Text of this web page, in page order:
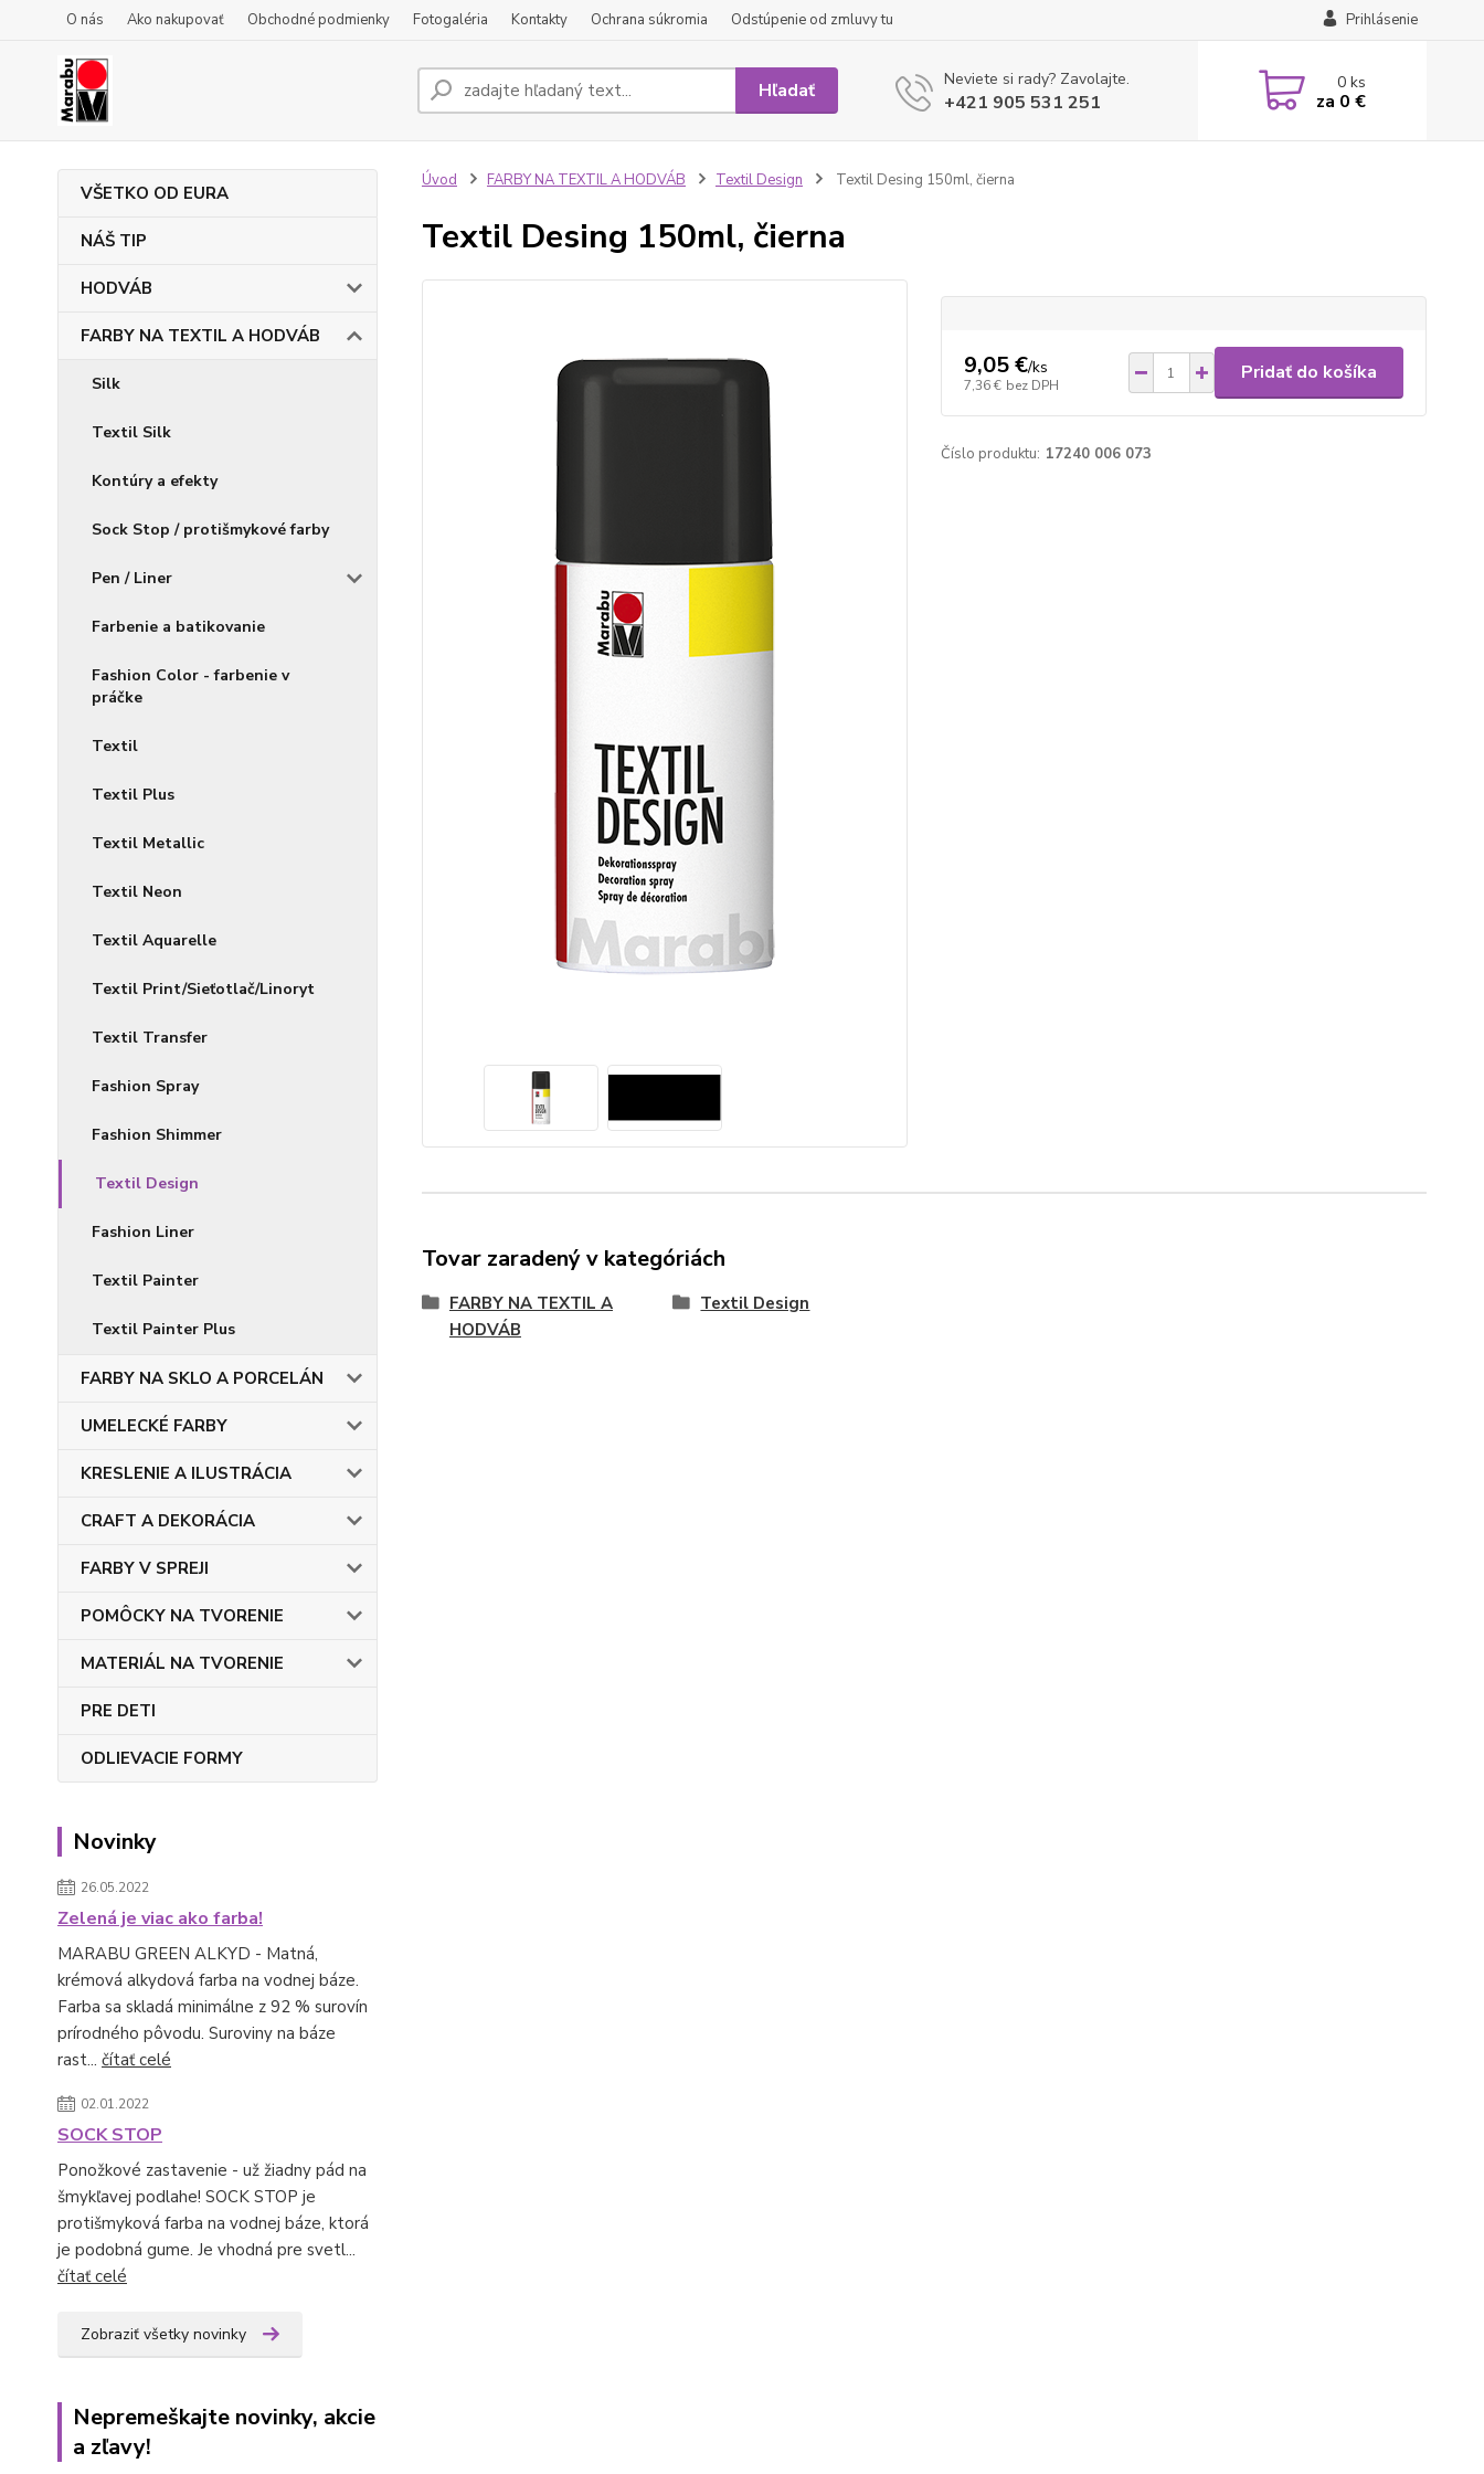
O nás Ako nakupovať Obchodné podmienky Fotogaléria Kontakty Ochrana súkromia Odstúpenie od zmluvy tu Prihlásenie
Hľadať Neviete si rady? Zavolajte.
+421 905 531 251
0ks
za 0 €
VŠETKO OD EURA
NÁŠ TIP
HODVÁB
FARBY NA TEXTIL A HODVÁB
Silk
Textil Silk
Kontúry a efekty
Sock Stop / protišmykové farby
Pen / Liner
Farbenie a batikovanie
Fashion Color - farbenie v
práčke
Textil
Textil Plus
Textil Metallic
Textil Neon
Textil Aquarelle
Textil Print/Sieťotlač/Linoryt
Textil Transfer
Fashion Spray
Fashion Shimmer
Textil Design
Fashion Liner
Textil Painter
Textil Painter Plus
FARBY NA SKLO A PORCELÁN
UMELECKÉ FARBY
KRESLENIE A ILUSTRÁCIA
CRAFT A DEKORÁCIA
FARBY V SPREJI
POMÔCKY NA TVORENIE
MATERIÁL NA TVORENIE
PRE DETI
ODLIEVACIE FORMY
Novinky
26.05.2022
Zelená je viac ako farba!
MARABU GREEN ALKYD - Matná,
krémová alkydová farba na vodnej báze.
Farba sa skladá minimálne z 92 % surovín
prírodného pôvodu. Suroviny na báze
rast... čítať celé
02.01.2022
SOCK STOP
Ponožkové zastavenie - už žiadny pád na
šmykľavej podlahe! SOCK STOP je
protišmyková farba na vodnej báze, ktorá
je podobná gume. Je vhodná pre svetl...
čítať celé
Zobraziť všetky novinky
Nepremeškajte novinky, akcie
a zľavy!
Úvod FARBY NA TEXTIL A HODVÁB Textil Design Textil Desing 150ml, čierna
Textil Desing 150ml, čierna
9,05 €/ks
7,36 € bez DPH
Pridať do košíka
Číslo produktu: 17240 006 073
Tovar zaradený v kategóriách
FARBY NA TEXTIL A
HODVÁB
Textil Design